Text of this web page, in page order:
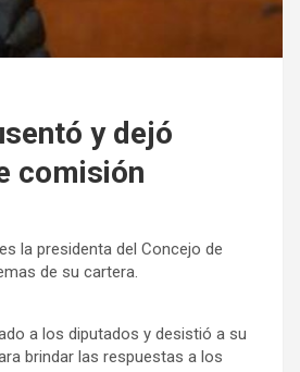
y dejó
comisión
la presidenta del Concejo de
de su cartera.
a los diputados y desistió a su
brindar las respuestas a los